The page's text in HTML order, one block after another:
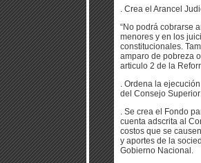
. Crea el Arancel
“No podrá cobrarse
menores y en los
constitucionales.
amparo de pobreza
articulo 2 de la
. Ordena la
del Consejo
. Se crea el Fondo
cuenta adscrita al
costos que se
y aportes de la
Gobierno Nacional.